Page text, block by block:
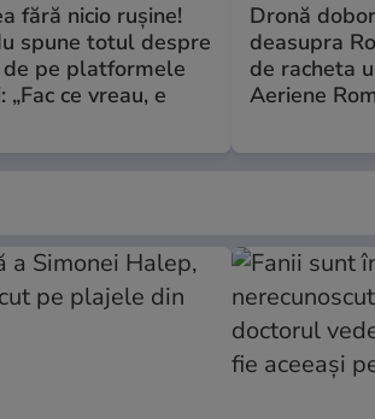
fără nicio rușine!
spune totul despre
pe platformele
ce vreau, e
Dronă
deasupra
de racheta
Aeriene